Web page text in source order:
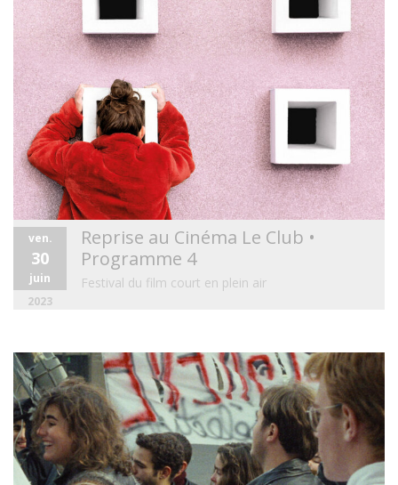
ven.
30
juin
2023
Reprise au Cinéma Le Club •
Programme 4
Festival du film court en plein air